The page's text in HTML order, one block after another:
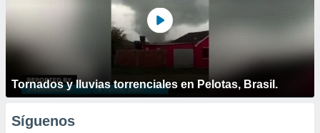
Tornados y lluvias torrenciales en Pelotas, Brasil.
Síguenos